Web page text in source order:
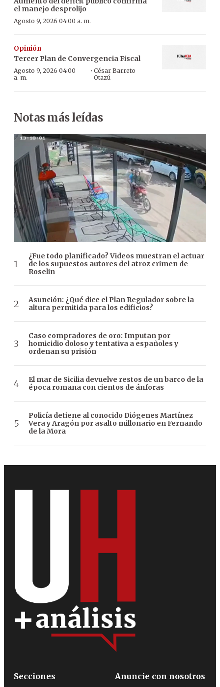
el manejo desprolijo
Agosto 9, 2026 04:00 a. m.
Opinión
Tercer Plan de Convergencia Fiscal
Agosto 9, 2026 04:00
a. m.
·César Barreto
Otazú
Notas más leídas
¿Fue todo planificado? Videos muestran el actuar
de los supuestos autores del atroz crimen de
Roselin
Asunción: ¿Qué dice el Plan Regulador sobre la
altura permitida para los edificios?
Caso compradores de oro: Imputan por
homicidio doloso y tentativa a españoles y
ordenan su prisión
El mar de Sicilia devuelve restos de un barco de la
época romana con cientos de ánforas
Policía detiene al conocido Diógenes Martínez
Vera y Aragón por asalto millonario en Fernando
de la Mora
Secciones
Anuncie con nosotros